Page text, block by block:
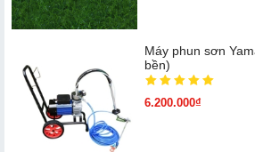
Máy phun sơn
bền)
6.200.000₫